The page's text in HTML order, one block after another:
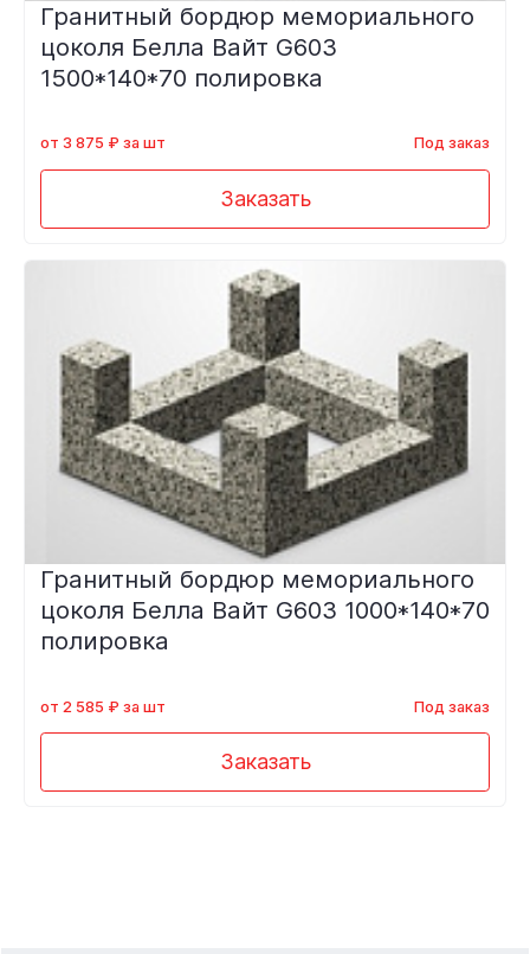
Гранитный бордюр мемориального
цоколя Белла Вайт G603
1500*140*70 полировка
от 3 875 ₽ за шт Под заказ
Заказать
Гранитный бордюр мемориального
цоколя Белла Вайт G603 1000*140*70
полировка
от 2 585 ₽ за шт Под заказ
Заказать